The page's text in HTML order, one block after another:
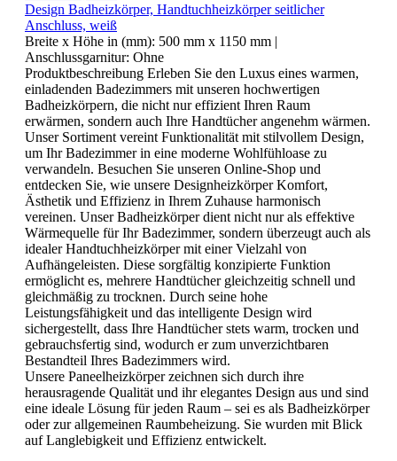
Design Badheizkörper, Handtuchheizkörper seitlicher
Anschluss, weiß
Breite x Höhe in (mm): 500 mm x 1150 mm |
Anschlussgarnitur: Ohne
Produktbeschreibung Erleben Sie den Luxus eines warmen,
einladenden Badezimmers mit unseren hochwertigen
Badheizkörpern, die nicht nur effizient Ihren Raum
erwärmen, sondern auch Ihre Handtücher angenehm wärmen.
Unser Sortiment vereint Funktionalität mit stilvollem Design,
um Ihr Badezimmer in eine moderne Wohlfühloase zu
verwandeln. Besuchen Sie unseren Online-Shop und
entdecken Sie, wie unsere Designheizkörper Komfort,
Ästhetik und Effizienz in Ihrem Zuhause harmonisch
vereinen. Unser Badheizkörper dient nicht nur als effektive
Wärmequelle für Ihr Badezimmer, sondern überzeugt auch als
idealer Handtuchheizkörper mit einer Vielzahl von
Aufhängeleisten. Diese sorgfältig konzipierte Funktion
ermöglicht es, mehrere Handtücher gleichzeitig schnell und
gleichmäßig zu trocknen. Durch seine hohe
Leistungsfähigkeit und das intelligente Design wird
sichergestellt, dass Ihre Handtücher stets warm, trocken und
gebrauchsfertig sind, wodurch er zum unverzichtbaren
Bestandteil Ihres Badezimmers wird.
Unsere Paneelheizkörper zeichnen sich durch ihre
herausragende Qualität und ihr elegantes Design aus und sind
eine ideale Lösung für jeden Raum – sei es als Badheizkörper
oder zur allgemeinen Raumbeheizung. Sie wurden mit Blick
auf Langlebigkeit und Effizienz entwickelt.